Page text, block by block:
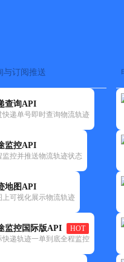
与订阅推送
查询API
快递单号即时查询物流轨迹
监控API
监控并推送物流轨迹状态
地图API
上可视化展示物流轨迹
监控国际版API
HOT
快递轨迹一单到底全程监控
递网点
快运大全